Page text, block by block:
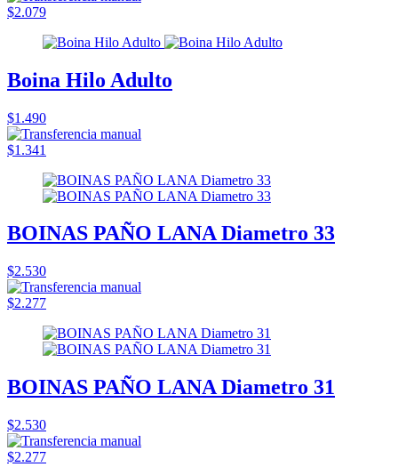
$2.079
Boina Hilo Adulto
$1.490
$1.341
BOINAS PAÑO LANA Diametro 33
$2.530
$2.277
BOINAS PAÑO LANA Diametro 31
$2.530
$2.277